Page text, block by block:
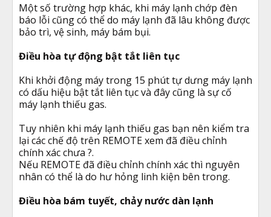
Một số trường hợp khác, khi máy lạnh chớp đèn
báo lỗi cũng có thể do máy lạnh đã lâu không được
bảo trì, vệ sinh, máy bám bụi.
Điều hòa tự động bật tắt liên tục
Khi khởi động máy trong 15 phút tự dưng máy lạnh
có dấu hiệu bật tắt liên tục và đây cũng là sự cố
máy lạnh thiếu gas.
Tuy nhiên khi máy lạnh thiếu gas bạn nên kiểm tra
lại các chế độ trên REMOTE xem đã điều chỉnh
chính xác chưa ?.
Nếu REMOTE đã điều chỉnh chính xác thì nguyên
nhân có thể là do hư hỏng linh kiện bên trong.
Điều hòa bám tuyết, chảy nước dàn lạnh